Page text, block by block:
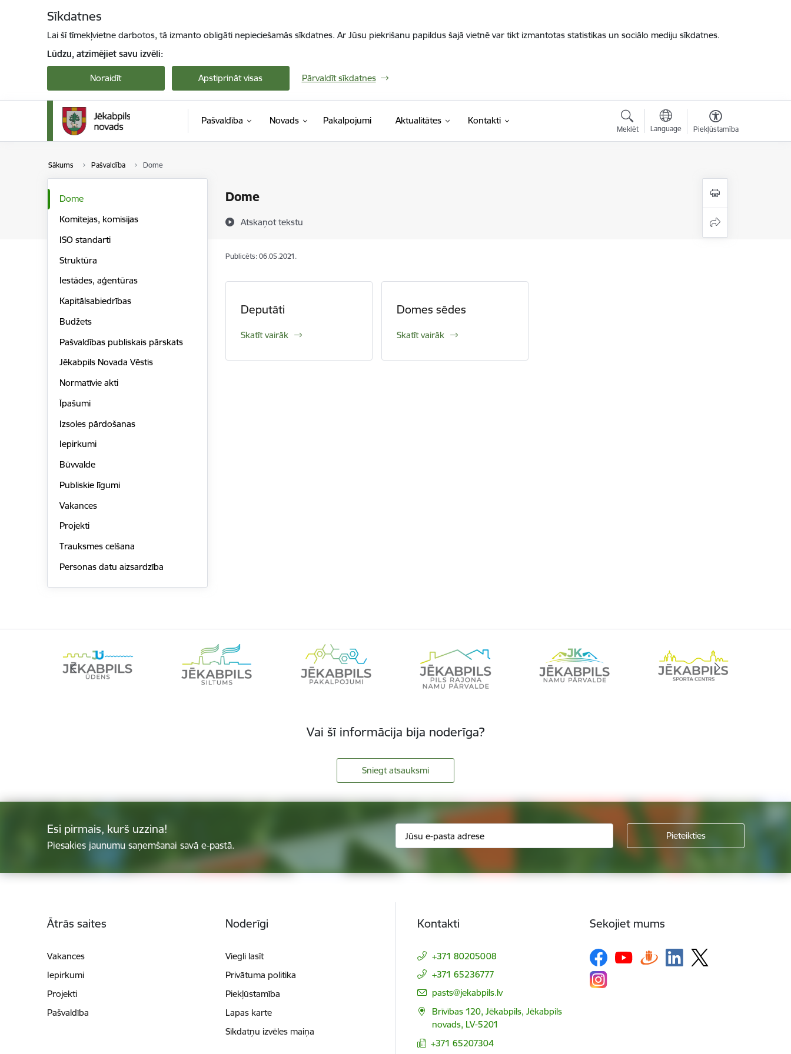
Sīkdatnes
Lai šī tīmekļvietne darbotos, tā izmanto obligāti nepieciešamās sīkdatnes. Ar Jūsu piekrišanu papildus šajā vietnē var tikt izmantotas statistikas un sociālo mediju sīkdatnes.
Lūdzu, atzīmējiet savu izvēli:
Noraidīt Apstiprināt visas Pārvaldīt sīkdatnes
Pašvaldība Novads Pakalpojumi Aktualitātes Kontakti
Meklēt Language Piekļūstamība
Sākums Pašvaldība Dome
Dome
Atskaņot tekstu
Dome
Komitejas, komisijas
ISO standarti
Struktūra
Iestādes, aģentūras
Kapitālsabiedrības
Budžets
Pašvaldības publiskais pārskats
Jēkabpils Novada Vēstis
Normatīvie akti
Īpašumi
Izsoles pārdošanas
Iepirkumi
Būvvalde
Publiskie līgumi
Vakances
Projekti
Trauksmes celšana
Personas datu aizsardzība
Publicēts: 06.05.2021.
Deputāti
Skatīt vairāk
Domes sēdes
Skatīt vairāk
Vai šī informācija bija noderīga?
Sniegt atsauksmi
Esi pirmais, kurš uzzina!
Piesakies jaunumu saņemšanai savā e-pastā.
Ātrās saites
Vakances
Iepirkumi
Projekti
Pašvaldība
Noderīgi
Viegli lasīt
Privātuma politika
Piekļūstamība
Lapas karte
Sīkdatņu izvēles maiņa
Kontakti
+371 80205008
+371 65236777
E-pasts:
pasts@jekabpils.lv
Brīvības 120, Jēkabpils, Jēkabpils
novads, LV-5201
+371 65207304
Sekojiet mums